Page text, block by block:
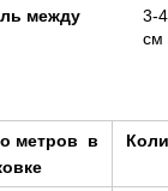
между
3-
см
метров в